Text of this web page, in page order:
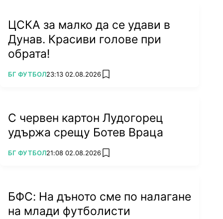
ЦСКА за малко да се удави в
Дунав. Красиви голове при
обрата!
ПОВЕЧЕ ОТ
БГ ФУТБОЛ23:13 02.08.2026 add favorites
С червен картон Лудогорец
удържа срещу Ботев Враца
ПОВЕЧЕ ОТ
БГ ФУТБОЛ21:08 02.08.2026 add favorites
БФС: На дъното сме по налагане
на млади футболисти